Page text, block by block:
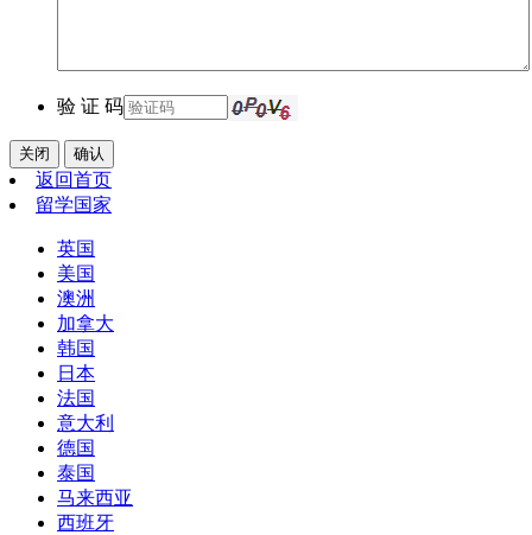
验 证 码
关闭 确认
返回首页
留学国家
英国
美国
澳洲
加拿大
韩国
日本
法国
意大利
德国
泰国
马来西亚
西班牙